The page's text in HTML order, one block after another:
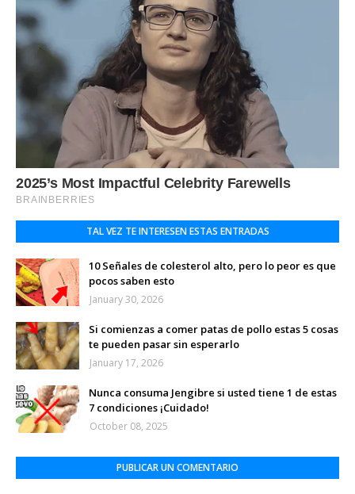
TAL VEZ TE INTERESEN ESTAS ENTRADAS
10 Señales de colesterol alto, pero lo peor es que
pocos saben esto
January 30, 2026
Si comienzas a comer patas de pollo estas 5 cosas
te pueden pasar sin esperarlo
January 17, 2026
Nunca consuma Jengibre si usted tiene 1 de estas
7 condiciones ¡Cuidado!
October 08, 2025
PUBLICAR UN COMENTARIO